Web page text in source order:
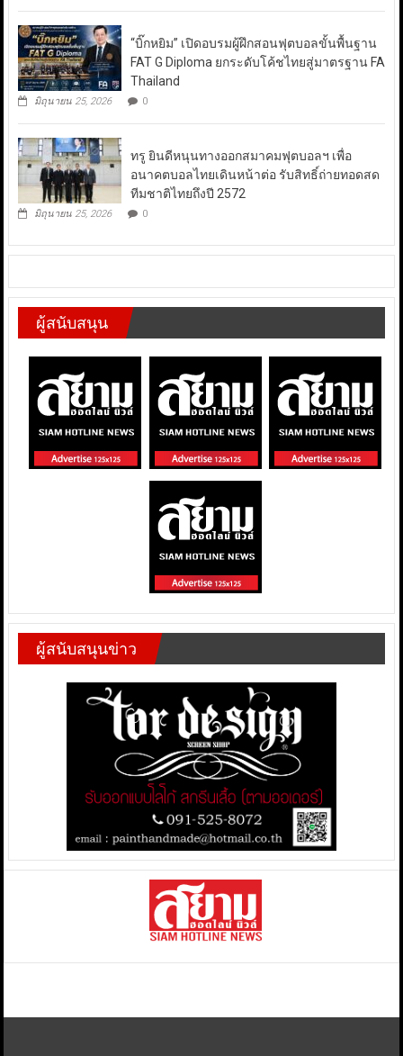
“บิ๊กหยิม” เปิดอบรมผู้ฝึกสอนฟุตบอลขั้นพื้นฐาน
FAT G Diploma ยกระดับโค้ชไทยสู่มาตรฐาน FA
Thailand
มิถุนายน 25, 2026 0
ทรู ยินดีหนุนทางออกสมาคมฟุตบอลฯ เพื่อ
อนาคตบอลไทยเดินหน้าต่อ รับสิทธิ์ถ่ายทอดสด
ทีมชาติไทยถึงปี 2572
มิถุนายน 25, 2026 0
ผู้สนับสนุน
ผู้สนับสนุนข่าว